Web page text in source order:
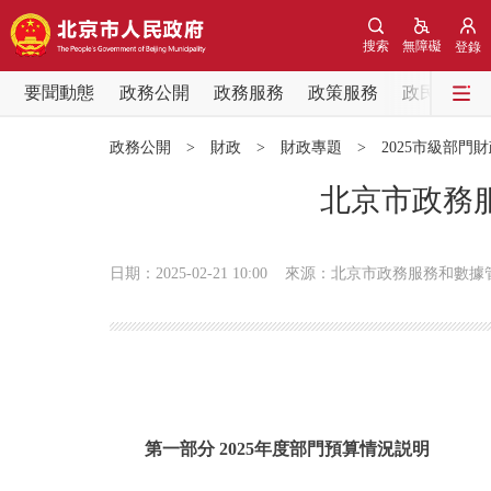
登錄
無障礙
搜索
要聞動態 政務公開 政務服務 政策服務
政民互動
政務公開 > 財政 > 財政專題 > 2025市級部門
北京市政務
日期：2025-02-21 10:00 來源：北京市政務服務和數據
第一部分 2025年度部門預算情況説明